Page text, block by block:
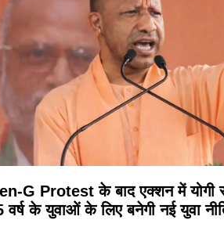
G Protest के बाद एक्शन में योगी
वर्ष के युवाओं के लिए बनेगी नई युवा